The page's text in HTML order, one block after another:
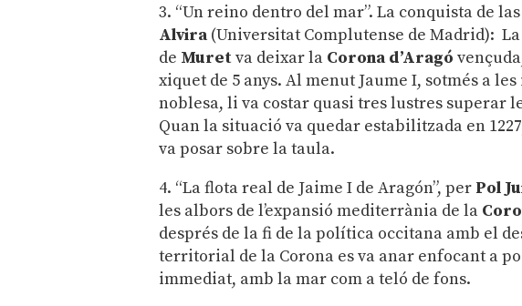
3. “Un reino dentro del mar”. La conquista de
Alvira (Universitat Complutense de Madrid):
de Muretva deixar la Corona d’Aragó
xiquet de 5 anys. Al menut Jaume I, sotmés a
noblesa, li va costar quasi tres lustres superar
Quan la situació va quedar estabilitzada en
va posar sobre la taula.
4. “La flota real de Jaime I de Aragón”, per Pol
les albors de l’expansió mediterrània de la
després de la fi de la política occitana amb el
territorial de la Corona es va anar enfocant a
immediat, amb la mar com a teló de fons.